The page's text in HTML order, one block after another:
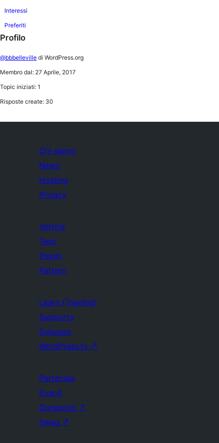
Interessi
Preferiti
Profilo
@bbbelleville di WordPress.org
Membro dal: 27 Aprile, 2017
Topic iniziati: 1
Risposte create: 30
Chi siamo
News
Hosting
Privacy
Vetrina
Temi
Plugin
Pattern
Learn (Training)
Supporto
Sviluppo
WordPress.tv ↗
Partecipa
Eventi
Donazioni ↗
Swag ↗